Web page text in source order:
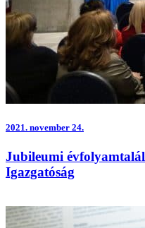
2021. november 24.
Jubileumi
Igazgatóság